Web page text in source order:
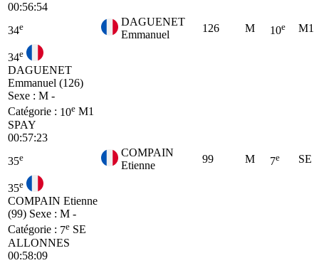
00:56:54
34e
DAGUENET
Emmanuel
126 M 10e M1
34e
DAGUENET
Emmanuel (126)
Sexe : M -
Catégorie : 10e M1
SPAY
00:57:23
35e
COMPAIN
Etienne
99 M 7e SE
35e
COMPAIN Etienne
(99) Sexe : M -
Catégorie : 7e SE
ALLONNES
00:58:09